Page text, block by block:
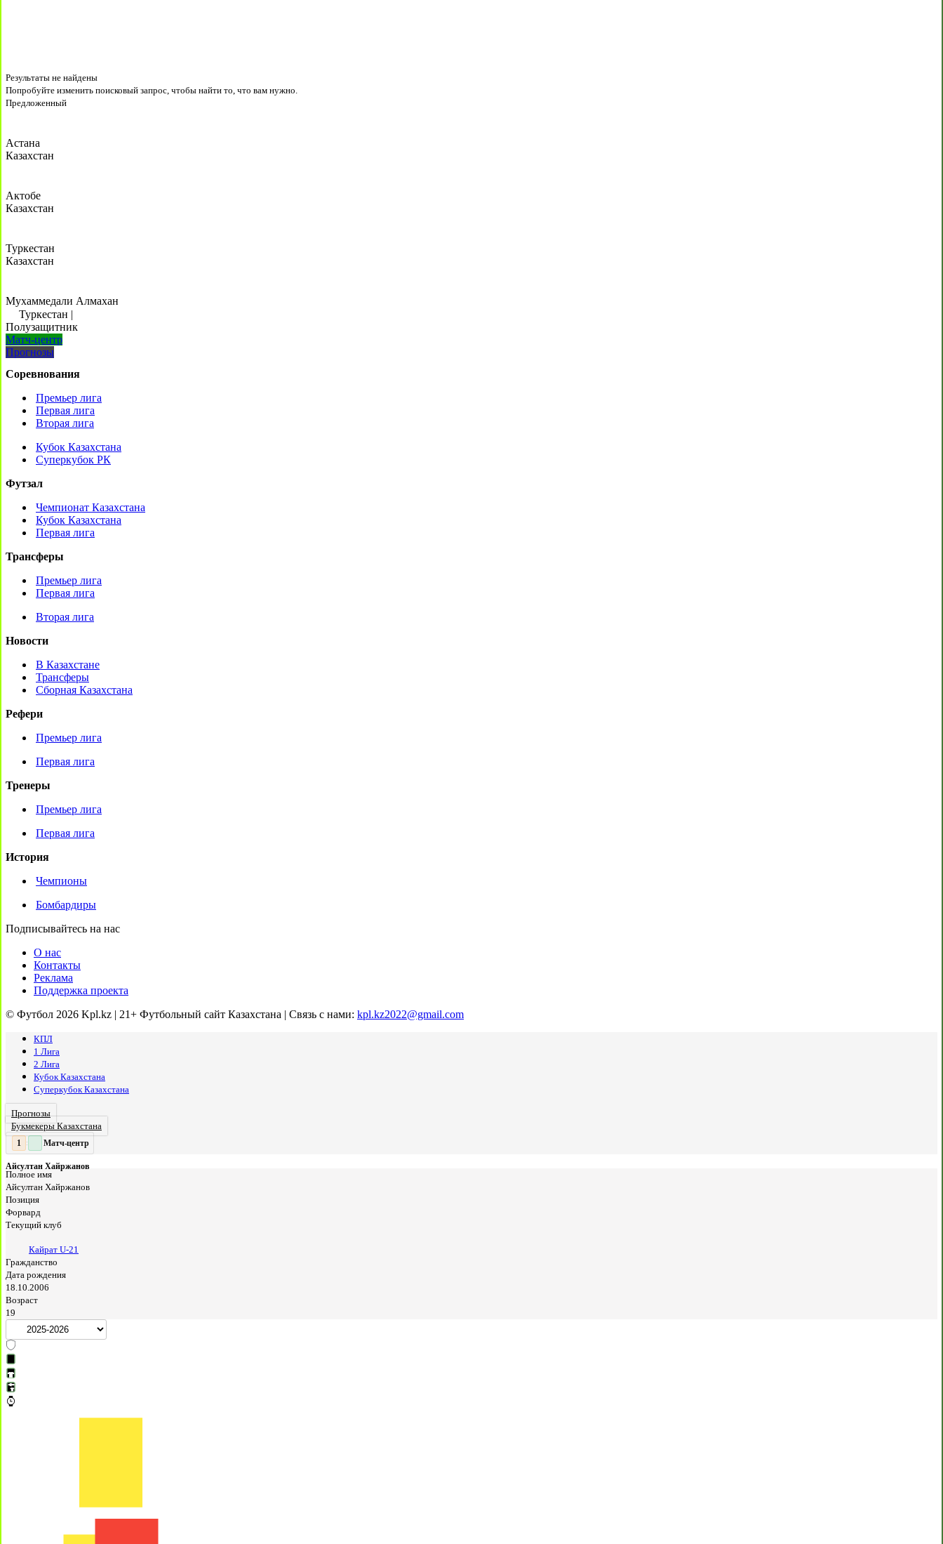
Результаты не найдены
Попробуйте изменить поисковый запрос, чтобы найти то, что вам нужно.
Предложенный
Астана
Казахстан
Актобе
Казахстан
Туркестан
Казахстан
Мухаммедали Алмахан
Туркестан |
Полузащитник
Матч-центр
Прогнозы
Соревнования
Премьер лига
Первая лига
Вторая лига
Кубок Казахстана
Суперкубок РК
Футзал
Чемпионат Казахстана
Кубок Казахстана
Первая лига
Трансферы
Премьер лига
Первая лига
Вторая лига
Новости
В Казахстане
Трансферы
Сборная Казахстана
Рефери
Премьер лига
Первая лига
Тренеры
Премьер лига
Первая лига
История
Чемпионы
Бомбардиры
Подписывайтесь на нас
О нас
Контакты
Реклама
Поддержка проекта
© Футбол 2026 Kpl.kz | 21+ Футбольный сайт Казахстана | Связь с нами: kpl.kz2022@gmail.com
КПЛ
1 Лига
2 Лига
Кубок Казахстана
Суперкубок Казахстана
Прогнозы
Букмекеры Казахстана
: Матч-центр
Айсултан Хайржанов
Полное имя
Айсултан Хайржанов
Позиция
Форвард
Текущий клуб
Кайрат U-21
Гражданство
Дата рождения
18.10.2006
Возраст
19